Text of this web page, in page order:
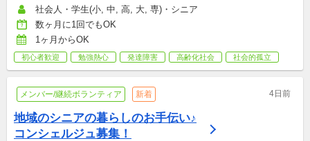
社会人・学生(小, 中, 高, 大, 専)・シニア
数ヶ月に1回でもOK
1ヶ月からOK
初心者歓迎 勉強熱心 発達障害 高齢化社会 社会的孤立
メンバー/継続ボランティア 新着 4日前
地域のシニアの暮らしのお手伝い♪
コンシェルジュ募集！